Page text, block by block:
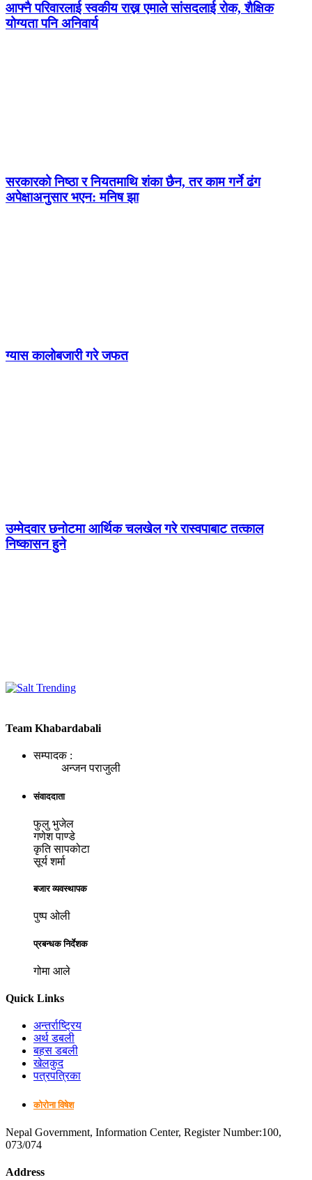
आफ्नै परिवारलाई स्वकीय राख्न एमाले सांसदलाई रोक, शैक्षिक
योग्यता पनि अनिवार्य
सरकारको निष्ठा र नियतमाथि शंका छैन, तर काम गर्ने ढंग
अपेक्षाअनुसार भएन: मनिष झा
ग्यास कालोबजारी गरे जफत
उम्मेदवार छनोटमा आर्थिक चलखेल गरे रास्वपाबाट तत्काल
निष्कासन हुने
Team Khabardabali
सम्पादक :
अन्जन पराजुली
संवाददाता
फुलु भुजेल
गणेश पाण्डे
कृति सापकोटा
सूर्य शर्मा
बजार व्यवस्थापक
पुष्प ओली
प्रबन्धक निर्देशक
गोमा आले
Quick Links
अन्तर्राष्ट्रिय
अर्थ डबली
बहस डबली
खेलकुद
पत्रपत्रिका
कोरोना विषेश
Nepal Government, Information Center, Register Number:100,
073/074
Address